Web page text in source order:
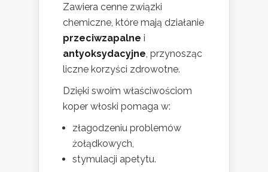
Zawiera cenne związki
chemiczne, które mają działanie
przeciwzapalne i
antyoksydacyjne, przynosząc
liczne korzyści zdrowotne.
Dzięki swoim właściwościom
koper włoski pomaga w:
złagodzeniu problemów
żołądkowych,
stymulacji apetytu.